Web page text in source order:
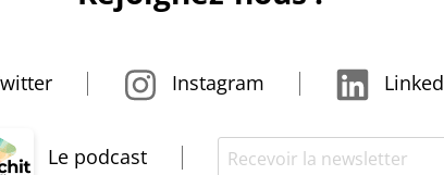
Instagram
Le podcast